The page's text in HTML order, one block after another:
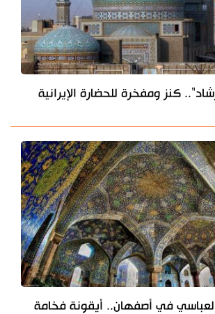
كنز ومفخرة للحضارة الإيرانية
في أصفهان.. أيقونة فخامة